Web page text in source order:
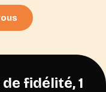
fidélité, 1